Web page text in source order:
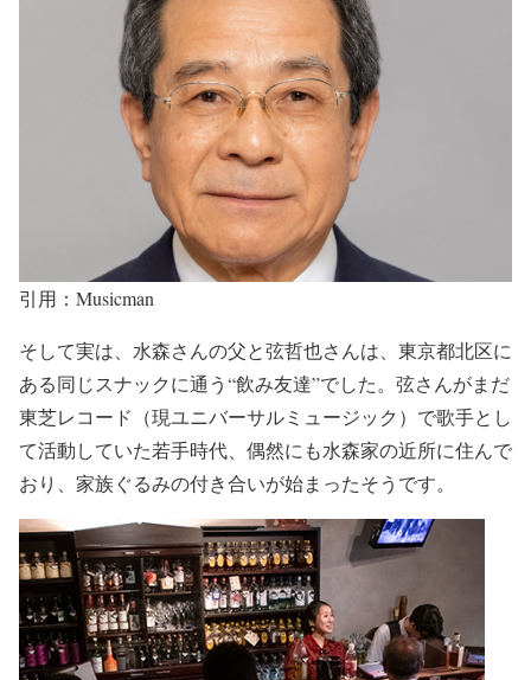
引用：Musicman
そして実は、 水森さんの父と弦哲也さんは、東京都北区に
ある同じスナックに通う“飲み友達”でした。弦さんがまだ
東芝レコード（現ユニバーサルミュージック）で歌手とし
て活動していた若手時代、 偶然にも水森家の近所に住んで
おり、家族ぐるみの付き合いが始まったそうです。